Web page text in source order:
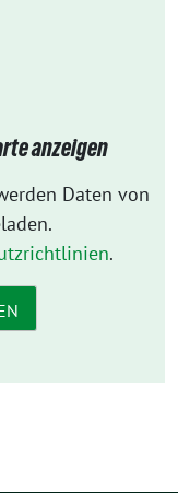
anzeigen
Daten von
.